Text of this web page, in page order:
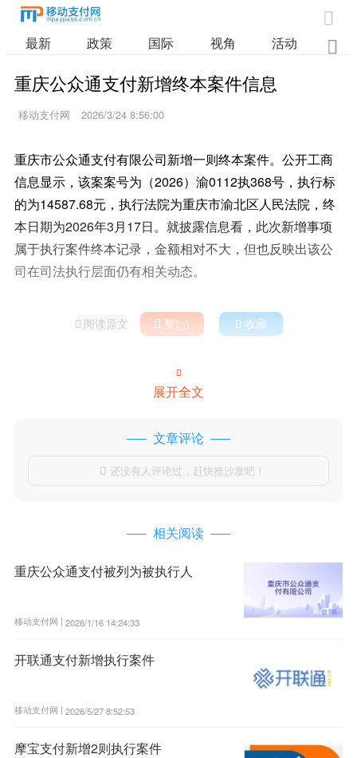

最新 政策 国际 视角 活动 业

重庆公众通支付新增终本案件信息
移动支付网 2026/3/24 8:56:00
重庆市公众通支付有限公司新增一则终本案件。公开工商
信息显示，该案案号为（2026）渝0112执368号，执行标
的为14587.68元，执行法院为重庆市渝北区人民法院，终
本日期为2026年3月17日。就披露信息看，此次新增事项
属于执行案件终本记录，金额相对不大，但也反映出该公
司在司法执行层面仍有相关动态。
 阅读原文  赞()  收藏

展开全文
文章评论
 还没有人评论过，赶快抢沙发吧！
相关阅读
重庆公众通支付被列为被执行人
移动支付网 | 2026/1/16 14:24:33
开联通支付新增执行案件
移动支付网 | 2026/5/27 8:52:53
摩宝支付新增2则执行案件